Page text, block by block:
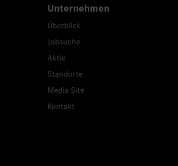
Unternehmen
Überblick
Jobsuche
Aktie
Standorte
Media Site
Kontakt